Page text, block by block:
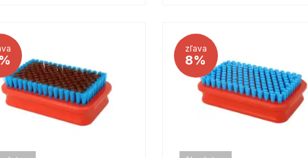
zľava
8%